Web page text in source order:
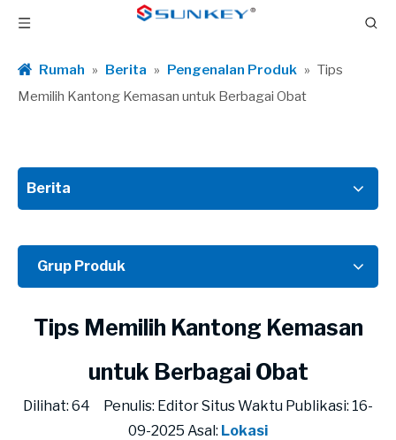
Rumah » Berita » Pengenalan Produk » Tips
Memilih Kantong Kemasan untuk Berbagai Obat
Berita
Grup Produk
Tips Memilih Kantong Kemasan
untuk Berbagai Obat
Dilihat: 64 Penulis: Editor Situs Waktu Publikasi: 16-
09-2025 Asal: Lokasi